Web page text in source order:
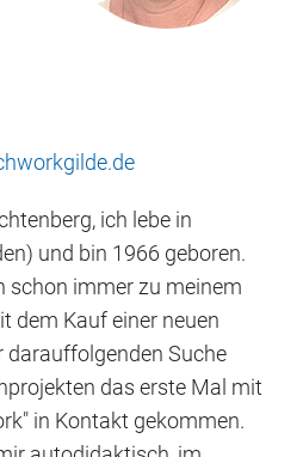
ich lebe in
und bin 1966 geboren.
schon immer zu meinem
dem Kauf einer neuen
darauffolgenden Suche
das erste Mal mit
in Kontakt gekommen.